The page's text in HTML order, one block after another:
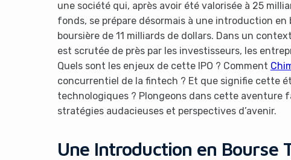
une société qui, après avoir été valorisée à 25
fonds, se prépare désormais à une introduction
boursière de 11 milliards de dollars. Dans un
est scrutée de près par les investisseurs, les
Quels sont les enjeux de cette IPO ? Comment
concurrentiel de la fintech ? Et que signifie cette
technologiques ? Plongeons dans cette aventure
stratégies audacieuses et perspectives d’avenir.
Une Introduction en Bourse